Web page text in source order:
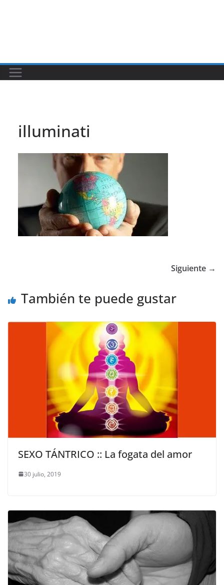
illuminati
Siguiente →
También te puede gustar
SEXO TÁNTRICO :: La fogata del amor
30 julio, 2019